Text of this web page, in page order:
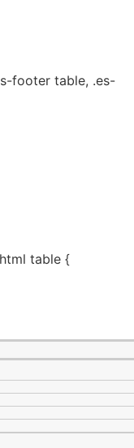
footer table, .es-
table {